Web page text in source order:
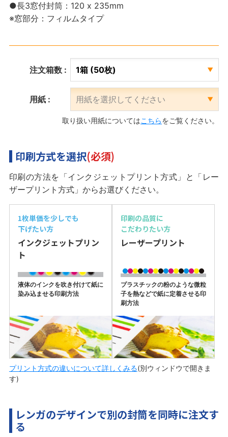
●長3窓付封筒：120 x 235mm
※窓部分：フィルムタイプ
注文箱数 :
用紙 :
取り扱い用紙についてはこちらをご覧ください。
印刷方式を選択(必須)
印刷の方法を「インクジェットプリント方式」と「レー
ザープリント方式」からお選びください。
1枚単価を少しでも
下げたい方
インクジェットプリン
ト
液体のインクを吹き付けて紙に
染み込ませる印刷方法
印刷の品質に
こだわりたい方
レーザープリント
プラスチックの粉のような微粒
子を熱などで紙に定着させる印
刷方法
プリント方式の違いについて詳しくみる(別ウィンドウで開きま
す)
レンガのデザインで別の封筒を同時に注文す
る